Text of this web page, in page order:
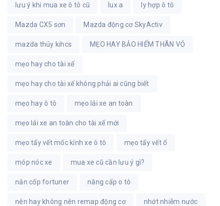
lưu ý khi mua xe ô tô cũ lux a ly hợp ô tô
Mazda CX5 sơn Mazda động cơ SkyActiv
mazda thủy kihcs MẸO HAY BẢO HIỂM THÂN VỎ
mẹo hay cho tài xế
mẹo hay cho tài xế không phải ai cũng biết
mẹo hay ô tô mẹo lái xe an toàn
mẹo lái xe an toàn cho tài xế mới
mẹo tẩy vết mốc kính xe ô tô mẹo tẩy vết ố
móp nóc xe mua xe cũ cần lưu ý gì?
nắn cốp fortuner nâng cấp o tô
nên hay không nên remap động cơ nhớt nhiễm nước